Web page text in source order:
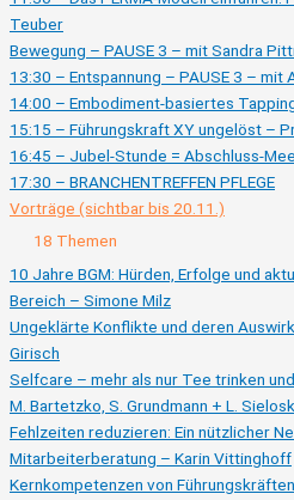
Teuber
Bewegung – PAUSE 3 – mit Sandra
13:30 – Entspannung – PAUSE 3 – mit
14:00 – Embodiment-basiertes
15:15 – Führungskraft XY ungelöst –
16:45 – Jubel-Stunde = Abschluss-
17:30 – BRANCHENTREFFEN PFLEGE
Vorträge (sichtbar bis 20.11.)
Zusammenklappen
Vorträge
bis
20.11.)
18 Themen
10 Jahre BGM: Hürden, Erfolge und
Bereich – Simone Milz
Ungeklärte Konflikte und deren
Girisch
Selfcare – mehr als nur Tee trinken
M. Bartetzko, S. Grundmann + L.
Fehlzeiten reduzieren: Ein nützlicher
Mitarbeiterberatung – Karin Vittinghoff
Kernkompetenzen von